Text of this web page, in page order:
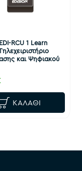
RCU 1 Learn
και Ψηφιακού
ΚΑΛΆΘΙ